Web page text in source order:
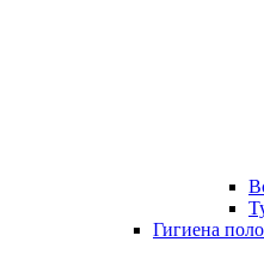
Гигиена